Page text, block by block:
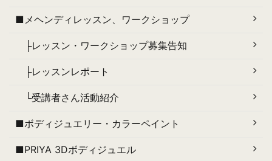
■メヘンディレッスン、ワークショップ
├レッスン・ワークショップ募集告知
├レッスンレポート
└受講者さん活動紹介
■ボディジュエリー・カラーペイント
■PRIYA 3Dボディジュエル